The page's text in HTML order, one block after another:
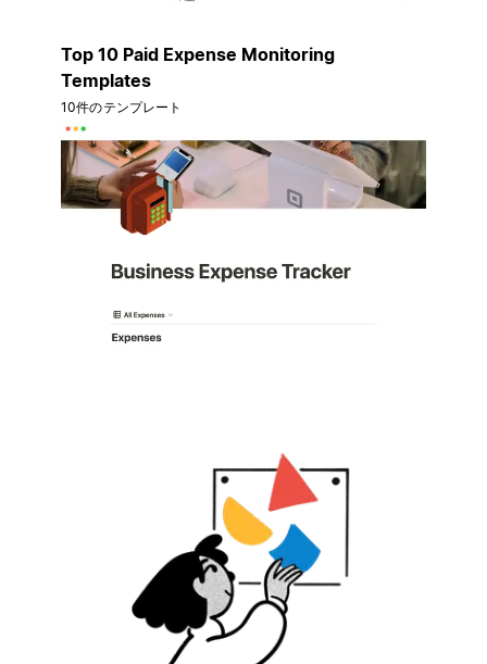
Top 10 Paid Expense Monitoring
Templates
10件のテンプレート